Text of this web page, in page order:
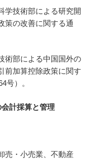
学技術部による研究開
策の改善に関する通
術部による中国国外の
前加算控除政策に関す
号）。
計採算と管理
売・小売業、不動産